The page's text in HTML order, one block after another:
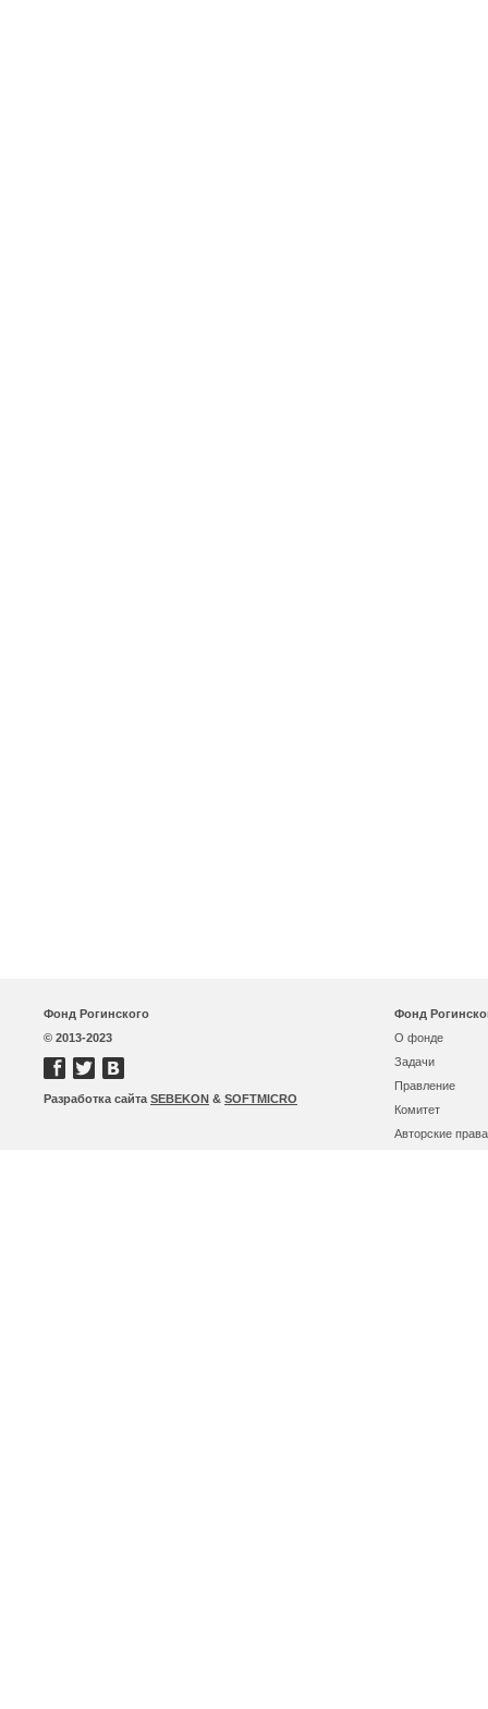
Фонд Рогинского
© 2013-2023
Разработка сайта SEBEKON & SOFTMICRO
Фонд
О фонде
Задачи
Правление
Комитет
Авторские права